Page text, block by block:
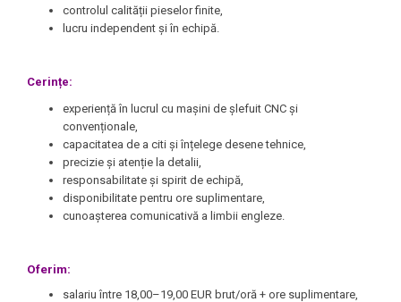
controlul calității pieselor finite,
lucru independent și în echipă.
Cerințe:
experiență în lucrul cu mașini de șlefuit CNC și
convenționale,
capacitatea de a citi și înțelege desene tehnice,
precizie și atenție la detalii,
responsabilitate și spirit de echipă,
disponibilitate pentru ore suplimentare,
cunoașterea comunicativă a limbii engleze.
Oferim:
salariu între 18,00–19,00 EUR brut/oră + ore suplimentare,